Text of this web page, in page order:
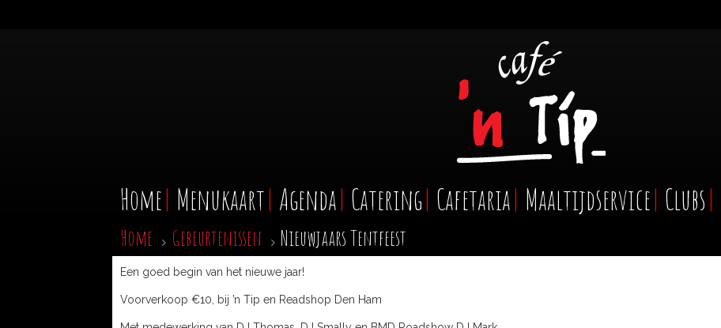
Home Menukaart Agenda Catering Cafetaria Maaltijdservice Clubs
Home Gebeurtenissen Nieuwjaars Tentfeest
Een goed begin van het nieuwe jaar!
Voorverkoop €10, bij ’n Tip en Readshop Den Ham